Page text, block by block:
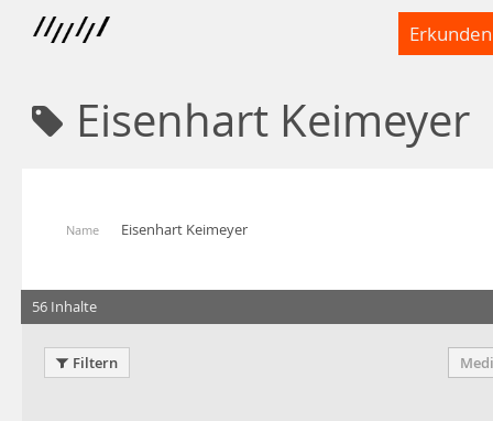
Erkunden
Eisenhart Keimeyer
Name Eisenhart Keimeyer
56 Inhalte
Filtern